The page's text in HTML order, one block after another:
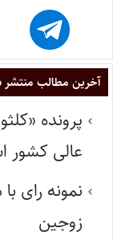
آخرین مطالب منتشر
پرونده
عالی کشور
نمونه رای
زوجین